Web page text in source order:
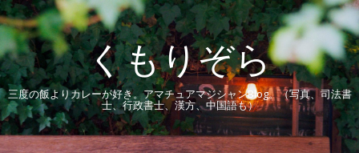
くもりぞら
三度の飯よりカレーが好き。アマチュアマジシャンBlog。（写真、司法書
士、行政書士、漢方、中国語も）